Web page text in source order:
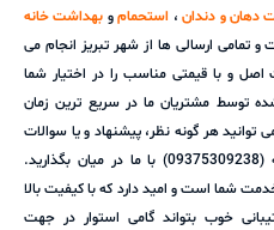
دهان و دندان، استحمامو بهداشت خانه
تمامی ارسالی ها از شهر تبریز انجام می
و با قیمتی مناسب را در اختیار شما
توسط مشتریان ما در سریع ترین زمان
هر گونه نظر، پیشنهاد و یا سوالات
خود را از طریق پشتیبانی آنلاین مجموعه (09375309238) با ما در میان بگذارید.
شما است و امید دارد که با کیفیت بالا
خوب بتواند گامی استوار در جهت